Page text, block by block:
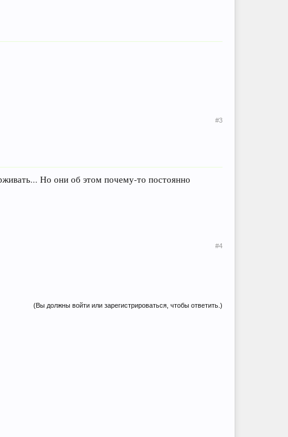
#3
Но они об этом почему-то постоянно
#4
(Вы должны войти или зарегистрироваться, чтобы ответить.)